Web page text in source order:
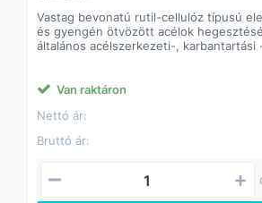
Vastag bevonatú rutil-cellulóz típusú
és gyengén ötvözött acélok
általános acélszerkezeti-, karbantartási
Van raktáron
Nettó ár:
Bruttó ár: